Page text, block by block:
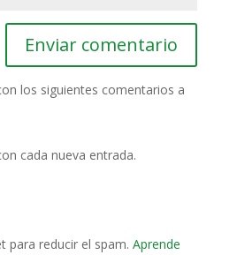
los siguientes comentarios a
cada nueva entrada.
para reducir el spam. Aprende